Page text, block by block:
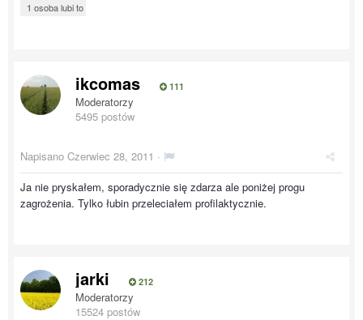
1 osoba lubi to
ikcomas 111
Moderatorzy
5495 postów
Napisano Czerwiec 28, 2011 ·
Ja nie pryskałem, sporadycznie się zdarza ale poniżej progu
zagrożenia. Tylko łubin przeleciałem profilaktycznie.
jarki 212
Moderatorzy
15524 postów